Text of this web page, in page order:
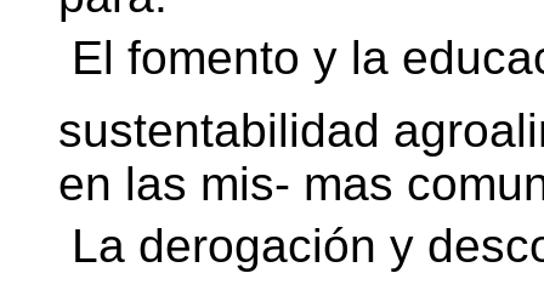
 El fomento y la
sustentabilidad
en las mis- mas
 La derogación y